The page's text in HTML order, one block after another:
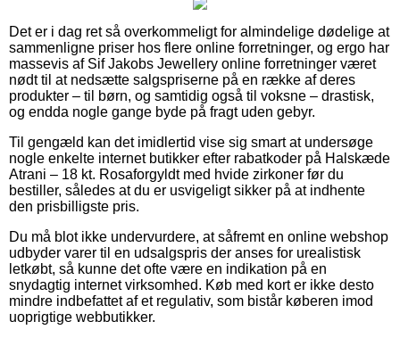
Det er i dag ret så overkommeligt for almindelige dødelige at
sammenligne priser hos flere online forretninger, og ergo har
massevis af Sif Jakobs Jewellery online forretninger været
nødt til at nedsætte salgspriserne på en række af deres
produkter – til børn, og samtidig også til voksne – drastisk,
og endda nogle gange byde på fragt uden gebyr.
Til gengæld kan det imidlertid vise sig smart at undersøge
nogle enkelte internet butikker efter rabatkoder på Halskæde
Atrani – 18 kt. Rosaforgyldt med hvide zirkoner før du
bestiller, således at du er usvigeligt sikker på at indhente
den prisbilligste pris.
Du må blot ikke undervurdere, at såfremt en online webshop
udbyder varer til en udsalgspris der anses for urealistisk
letkøbt, så kunne det ofte være en indikation på en
snydagtig internet virksomhed. Køb med kort er ikke desto
mindre indbefattet af et regulativ, som bistår køberen imod
uoprigtige webbutikker.